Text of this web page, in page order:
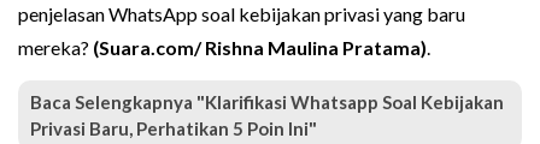
penjelasan WhatsApp soal kebijakan privasi yang baru
mereka? (Suara.com/ Rishna Maulina Pratama)
Baca Selengkapnya "Klarifikasi Whatsapp Soal Kebijakan
Privasi Baru, Perhatikan 5 Poin Ini"